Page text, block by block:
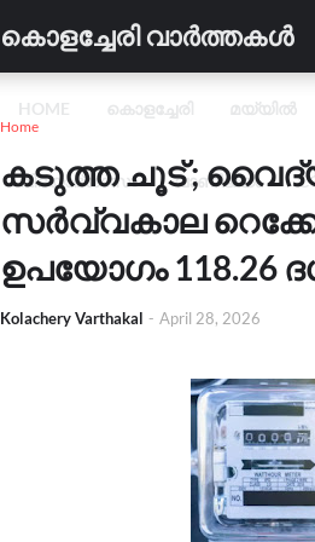
കൊളച്ചേരി വാർത്തകൾ
HOME കൊളച്ചേരി മയ്യിൽ
വിദ്യാഭ്യാസം വാണിജ്യം
Home
കടുത്ത ചൂട് ;
സർവ്വകാല
ഉപയോഗം 118.26
Kolachery Varthakal - April 28, 2026